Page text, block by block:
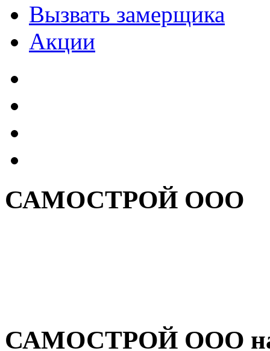
Вызвать замерщика
Акции
САМОСТРОЙ ООО
САМОСТРОЙ ООО на